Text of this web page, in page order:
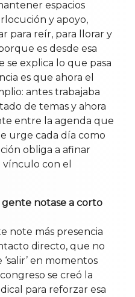
espacios
y apoyo,
para reír, para llorar y
es desde esa
se explica lo que pasa
es que ahora el
antes trabajaba
de temas y ahora
entre la agenda que
urge cada día como
obliga a afinar
con el
notase a corto
note más presencia
directo, que no
en momentos
se creó la
para reforzar esa